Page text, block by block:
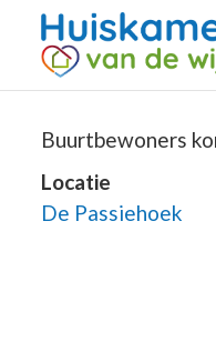
Buurtbewoners
Locatie
De Passiehoek